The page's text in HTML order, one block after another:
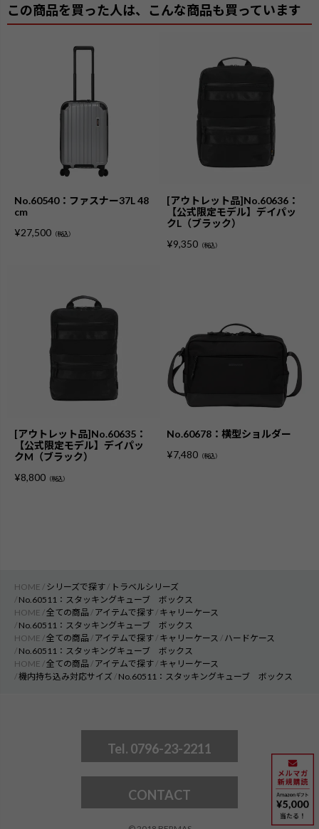
この商品を買った人は、こんな商品も買っています
No.60540：ファスナー37L 48
cm
¥27,500 （税込）
[アウトレット品]No.60636：
【公式限定モデル】デイパッ
クL（ブラック）
¥9,350 （税込）
[アウトレット品]No.60635：
【公式限定モデル】デイパッ
クM（ブラック）
¥8,800 （税込）
No.60678：横型ショルダー
¥7,480 （税込）
HOME シリーズで探す
トラベルシリーズ
No.60511：スタッキングキューブ ボックス
HOME 全ての商品 アイテムで探す キャリーケース
No.60511：スタッキングキューブ ボックス
HOME 全ての商品 アイテムで探す キャリーケース
ハードケース
No.60511：スタッキングキューブ ボックス
HOME 全ての商品 アイテムで探す キャリーケース
機内持ち込み対応サイズ
No.60511：スタッキングキューブ ボックス
Tel. 0796-23-2211
CONTACT